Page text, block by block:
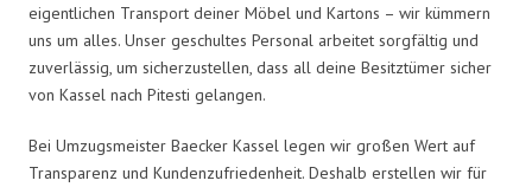
eigentlichen Transport deiner Möbel und Kartons – wir kümmern
uns um alles. Unser geschultes Personal arbeitet sorgfältig und
zuverlässig, um sicherzustellen, dass all deine Besitztümer sicher
von Kassel nach Pitesti gelangen.
Bei Umzugsmeister Baecker Kassel legen wir großen Wert auf
Transparenz und Kundenzufriedenheit. Deshalb erstellen wir für